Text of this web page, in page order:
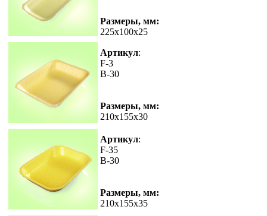
Размеры, мм:
225x100x25
Артикул:
F-3
В-30
Размеры, мм:
210x155x30
Артикул:
F-35
В-30
Размеры, мм:
210x155x35